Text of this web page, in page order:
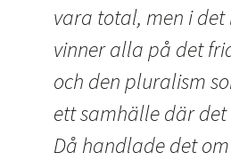
vara total, men i
vinner alla på det
och den ­pluralism
ett samhälle där det
Då handlade det om